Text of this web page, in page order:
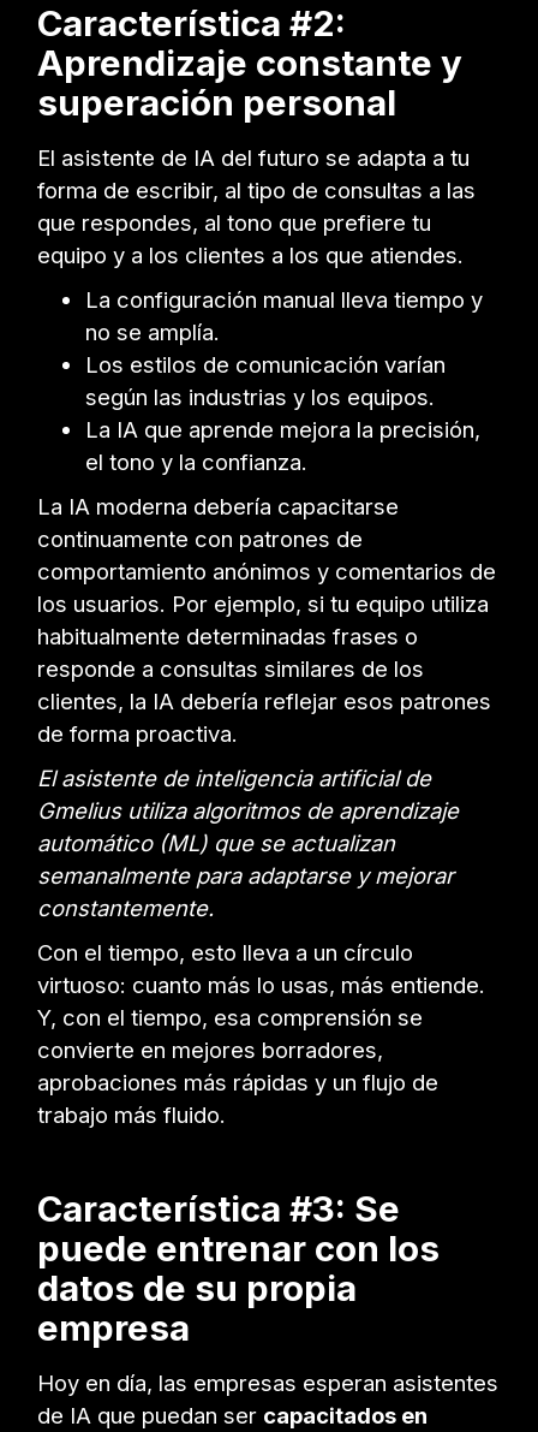
Característica #2:
Aprendizaje constante y
superación personal
El asistente de IA del futuro se adapta a tu
forma de escribir, al tipo de consultas a las
que respondes, al tono que prefiere tu
equipo y a los clientes a los que atiendes.
La configuración manual lleva tiempo y
no se amplía.
Los estilos de comunicación varían
según las industrias y los equipos.
La IA que aprende mejora la precisión,
el tono y la confianza.
La IA moderna debería capacitarse
continuamente con patrones de
comportamiento anónimos y comentarios de
los usuarios. Por ejemplo, si tu equipo utiliza
habitualmente determinadas frases o
responde a consultas similares de los
clientes, la IA debería reflejar esos patrones
de forma proactiva.
El asistente de inteligencia artificial de
Gmelius utiliza algoritmos de aprendizaje
automático (ML) que se actualizan
semanalmente para adaptarse y mejorar
constantemente.
Con el tiempo, esto lleva a un círculo
virtuoso: cuanto más lo usas, más entiende.
Y, con el tiempo, esa comprensión se
convierte en mejores borradores,
aprobaciones más rápidas y un flujo de
trabajo más fluido.
Característica #3: Se
puede entrenar con los
datos de su propia
empresa
Hoy en día, las empresas esperan asistentes
de IA que puedan ser capacitados en